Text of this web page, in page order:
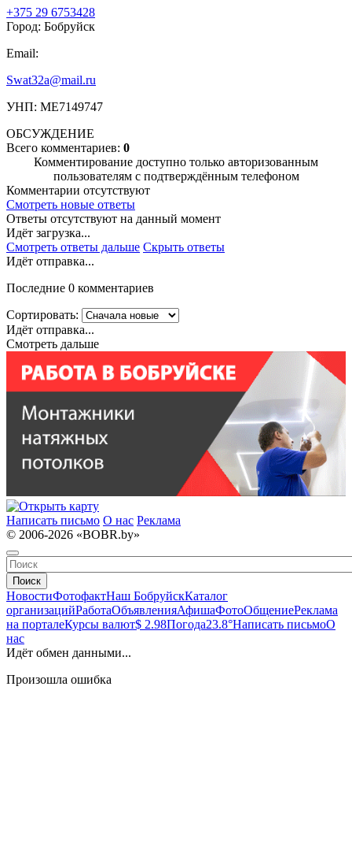
+375 29 6753428
Город: Бобруйск
Email:
Swat32a@mail.ru
УНП: МЕ7149747
ОБСУЖДЕНИЕ
Всего комментариев: 0
Комментирование доступно только авторизованным
пользователям с подтверждённым телефоном
Комментарии отсутствуют
Смотреть новые ответы
Ответы отсутствуют на данный момент
Идёт загрузка...
Смотреть ответы дальше Скрыть ответы
Идёт отправка...
Последние 0 комментариев
Сортировать:
Идёт отправка...
Смотреть дальше
Написать письмо О нас Реклама
© 2006-2026 «BOBR.by»
Поиск
НовостиФотофактНаш БобруйскКаталог
организацийРаботаОбъявленияАфишаФотоОбщениеРеклама
на порталеКурсы валют$ 2.98Погода23.8°Написать письмоО
нас
Идёт обмен данными...
Произошла ошибка